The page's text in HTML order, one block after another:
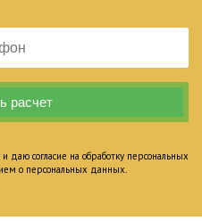
даю согласие на обработку персональных
о персональных данных.